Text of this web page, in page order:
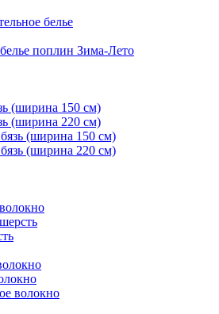
белье
поплин Зима-Лето
(ширина 150 см)
(ширина 220 см)
(ширина 150 см)
(ширина 220 см)
волокно